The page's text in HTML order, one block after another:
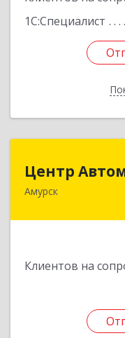
1С:Специалист
Центр
Амурск
Клиентов на
682640,